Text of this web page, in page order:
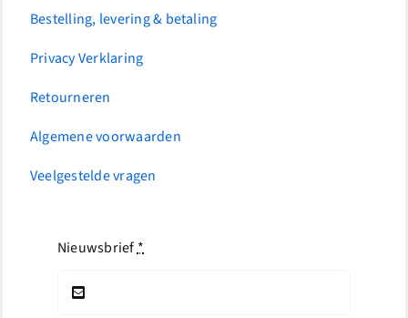
Bestelling, levering & betaling
Privacy Verklaring
Retourneren
Algemene voorwaarden
Veelgestelde vragen
Nieuwsbrief*